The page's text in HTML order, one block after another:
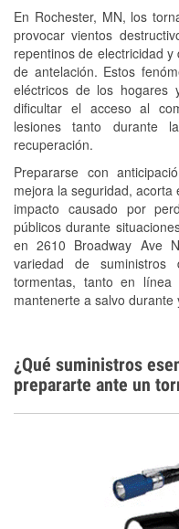
En Rochester, MN, los
provocar vientos
repentinos de electricidad
de antelación. Estos
eléctricos de los hogares
dificultar el acceso al
lesiones tanto durante
recuperación.
Prepararse con
mejora la seguridad,
impacto causado por
públicos durante
en 2610 Broadway Ave
variedad de
tormentas, tanto en
mantenerte a salvo
freno
Conoce más
¿Qué suministros
prepararte ante un